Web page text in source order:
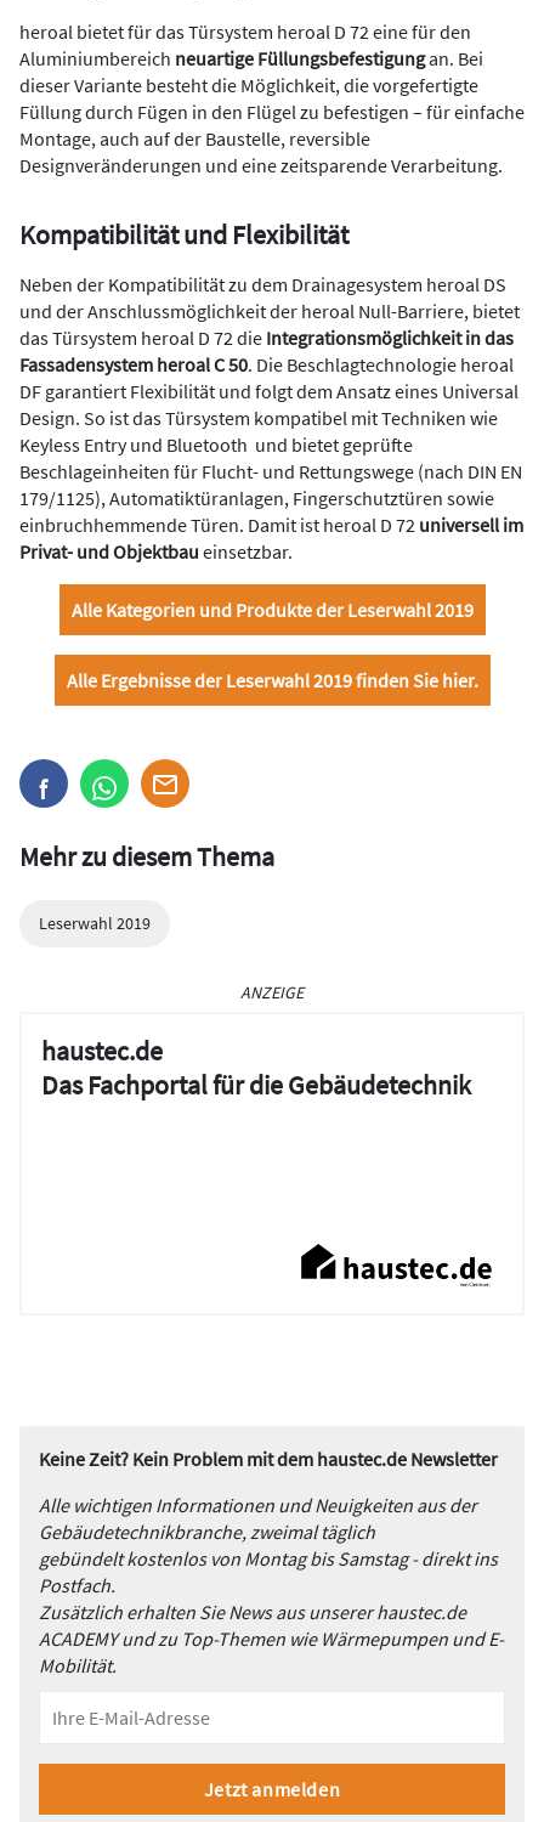
heroal bietet für das Türsystem heroal D 72 eine für den
Aluminiumbereich neuartige Füllungsbefestigungan. Bei
dieser Variante besteht die Möglichkeit, die vorgefertigte
Füllung durch Fügen in den Flügel zu befestigen – für einfache
Montage, auch auf der Baustelle, reversible
Designveränderungen und eine zeitsparende Verarbeitung.
Kompatibilität und Flexibilität
Neben der Kompatibilität zu dem Drainagesystem heroal DS
und der Anschlussmöglichkeit der heroal Null-Barriere, bietet
das Türsystem heroal D 72 die Integrationsmöglichkeit in das
Fassadensystem heroal C 50. Die Beschlagtechnologie heroal
DF garantiert Flexibilität und folgt dem Ansatz eines Universal
Design. So ist das Türsystem kompatibel mit Techniken wie
Keyless Entry und Bluetooth und bietet geprüfte
Beschlageinheiten für Flucht- und Rettungswege (nach DIN EN
179/1125), Automatiktüranlagen, Fingerschutztüren sowie
einbruchhemmende Türen. Damit ist heroal D 72 universell im
Privat- und Objektbau einsetzbar.
Alle Kategorien und Produkte der Leserwahl 2019
Alle Ergebnisse der Leserwahl 2019 finden Sie hier.
Mehr zu diesem Thema
Leserwahl 2019
ANZEIGE
haustec.de
Das Fachportal für die Gebäudetechnik
Keine Zeit? Kein Problem mit dem haustec.de Newsletter
Alle wichtigen Informationen und Neuigkeiten aus der
Gebäudetechnikbranche, zweimal täglich
gebündelt kostenlos von Montag bis Samstag - direkt ins
Postfach.
Zusätzlich erhalten Sie News aus unserer haustec.de
ACADEMY und zu Top-Themen wie Wärmepumpen und E-
Mobilität.